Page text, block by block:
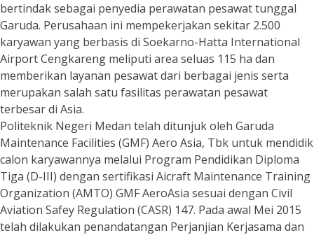
bertindak sebagai penyedia perawatan pesawat tunggal
Garuda. Perusahaan ini mempekerjakan sekitar 2.500
karyawan yang berbasis di Soekarno-Hatta International
Airport Cengkareng meliputi area seluas 115 ha dan
memberikan layanan pesawat dari berbagai jenis serta
merupakan salah satu fasilitas perawatan pesawat
terbesar di Asia.
Politeknik Negeri Medan telah ditunjuk oleh Garuda
Maintenance Facilities (GMF) Aero Asia, Tbk untuk mendidik
calon karyawannya melalui Program Pendidikan Diploma
Tiga (D-III) dengan sertifikasi Aicraft Maintenance Training
Organization (AMTO) GMF AeroAsia sesuai dengan Civil
Aviation Safey Regulation (CASR) 147. Pada awal Mei 2015
telah dilakukan penandatangan Perjanjian Kerjasama dan